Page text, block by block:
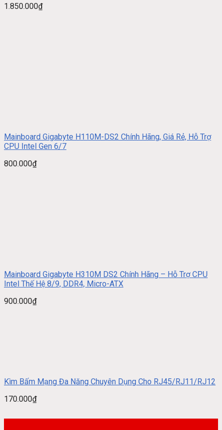
1.850.000₫
Mainboard Gigabyte H110M-DS2 Chính Hãng, Giá Rẻ, Hỗ Trợ
CPU Intel Gen 6/7
800.000₫
Mainboard Gigabyte H310M DS2 Chính Hãng – Hỗ Trợ CPU
Intel Thế Hệ 8/9, DDR4, Micro-ATX
900.000₫
Kìm Bấm Mạng Đa Năng Chuyên Dụng Cho RJ45/RJ11/RJ12
170.000₫